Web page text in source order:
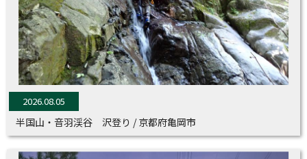
応，スタッフの手洗い・手指消毒・体調管理。
▼お客様には、ご来店前の検温・手指消毒・マス
ク着用など、ご不便をおかけ致しますがご協力を
お願い申し上げます。
お客様に安心してご来店頂けますよう、今後も引
き続き徹底して感染症対策を行ってまいります。
※詳しくは、弊社HPよりご参照くださいませ。
2026.08.05
半国山・音羽渓谷 沢登り / 京都府亀岡市